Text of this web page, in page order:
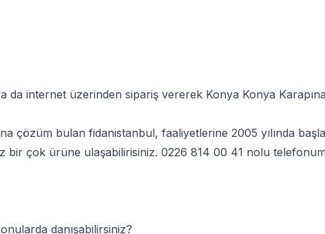
internet üzerinden sipariş vererek Konya Konya
çözüm bulan fidanistanbul, faaliyetlerine 2005 yılında
bir çok ürüne ulaşabilirisiniz. 0226 814 00 41 nolu
danışabilirsiniz?